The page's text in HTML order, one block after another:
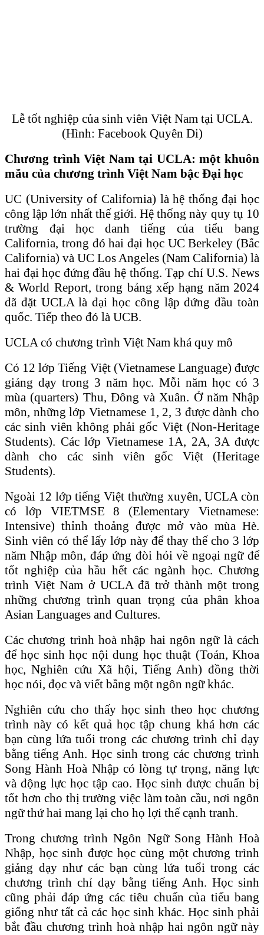
Lễ tốt nghiệp của sinh viên Việt Nam tại UCLA.
(Hình: Facebook Quyên Di)
Chương trình Việt Nam tại UCLA: một khuôn
mẫu của chương trình Việt Nam bậc Đại học
UC (University of California) là hệ thống đại học
công lập lớn nhất thế giới. Hệ thống này quy tụ 10
trường đại học danh tiếng của tiểu bang
California, trong đó hai đại học UC Berkeley (Bắc
California) và UC Los Angeles (Nam California) là
hai đại học đứng đầu hệ thống. Tạp chí U.S. News
& World Report, trong bảng xếp hạng năm 2024
đã đặt UCLA là đại học công lập đứng đầu toàn
quốc. Tiếp theo đó là UCB.
UCLA có chương trình Việt Nam khá quy mô
Có 12 lớp Tiếng Việt (Vietnamese Language) được
giảng dạy trong 3 năm học. Mỗi năm học có 3
mùa (quarters) Thu, Đông và Xuân. Ở năm Nhập
môn, những lớp Vietnamese 1, 2, 3 được dành cho
các sinh viên không phải gốc Việt (Non-Heritage
Students). Các lớp Vietnamese 1A, 2A, 3A được
dành cho các sinh viên gốc Việt (Heritage
Students).
Ngoài 12 lớp tiếng Việt thường xuyên, UCLA còn
có lớp VIETMSE 8 (Elementary Vietnamese:
Intensive) thỉnh thoảng được mở vào mùa Hè.
Sinh viên có thể lấy lớp này để thay thế cho 3 lớp
năm Nhập môn, đáp ứng đòi hỏi về ngoại ngữ để
tốt nghiệp của hầu hết các ngành học. Chương
trình Việt Nam ở UCLA đã trở thành một trong
những chương trình quan trọng của phân khoa
Asian Languages and Cultures.
Các chương trình hoà nhập hai ngôn ngữ là cách
để học sinh học nội dung học thuật (Toán, Khoa
học, Nghiên cứu Xã hội, Tiếng Anh) đồng thời
học nói, đọc và viết bằng một ngôn ngữ khác.
Nghiên cứu cho thấy học sinh theo học chương
trình này có kết quả học tập chung khá hơn các
bạn cùng lứa tuổi trong các chương trình chỉ dạy
bằng tiếng Anh. Học sinh trong các chương trình
Song Hành Hoà Nhập có lòng tự trọng, năng lực
và động lực học tập cao. Học sinh được chuẩn bị
tốt hơn cho thị trường việc làm toàn cầu, nơi ngôn
ngữ thứ hai mang lại cho họ lợi thế cạnh tranh.
Trong chương trình Ngôn Ngữ Song Hành Hoà
Nhập, học sinh được học cùng một chương trình
giảng dạy như các bạn cùng lứa tuổi trong các
chương trình chỉ dạy bằng tiếng Anh. Học sinh
cũng phải đáp ứng các tiêu chuẩn của tiểu bang
giống như tất cả các học sinh khác. Học sinh phải
bắt đầu chương trình hoà nhập hai ngôn ngữ này